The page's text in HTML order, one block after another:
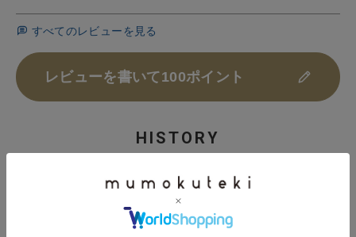
すべてのレビューを見る
レビューを書いて100ポイント
HISTORY